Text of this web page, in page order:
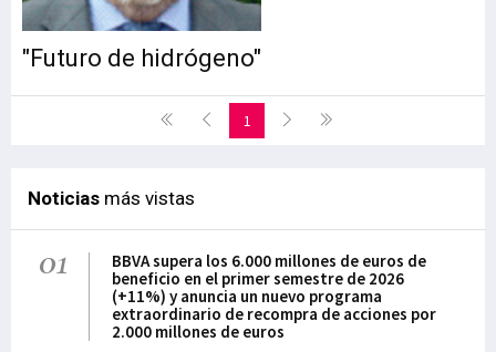
"Futuro de hidrógeno"
1
Noticias más vistas
01
BBVA supera los 6.000 millones de euros de
beneficio en el primer semestre de 2026
(+11%) y anuncia un nuevo programa
extraordinario de recompra de acciones por
2.000 millones de euros